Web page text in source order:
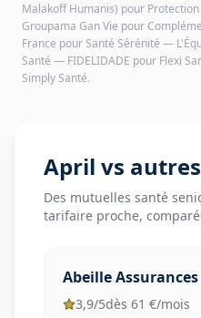
Malakoff Humanis) pour
Groupama Gan Vie pour
France pour Santé Sérénité —
Santé — FIDELIDADE pour Flexi
Simply Santé.
April vs
Des mutuelles santé
tarifaire proche,
Abeille Assurances
3,9/5dès 61 €/mois